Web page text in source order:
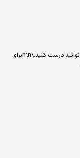
انار پلو:\n\nانار پلو یکی از غذاهای ایرانی است که می‌توانید درست کنید.\n\nبرای